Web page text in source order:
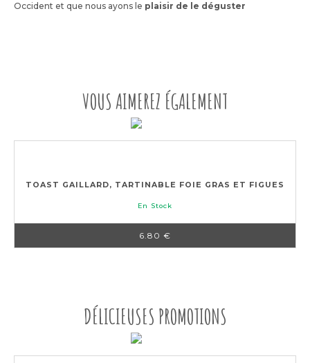
Occi­dent et que nous ayons le plai­sir de le dégus­ter
VOUS AIMEREZ ÉGALEMENT
TOAST GAILLARD, TARTINABLE FOIE GRAS ET FIGUES
En Stock
6.80 €
DÉLICIEUSES PROMOTIONS